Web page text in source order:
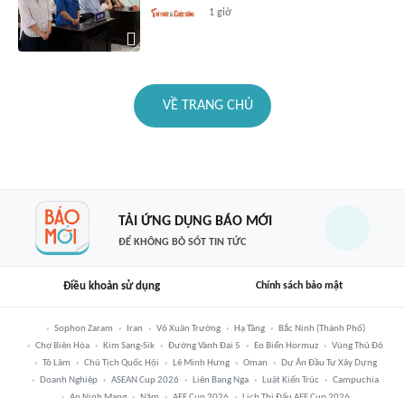
1 giờ
VỀ TRANG CHỦ
TẢI ỨNG DỤNG BÁO MỚI
ĐỂ KHÔNG BỎ SÓT TIN TỨC
Điều khoản sử dụng Chính sách bảo mật
Sophon Zaram Iran Võ Xuân Trường Hạ Tầng
Bắc Ninh (thành Phố)
Chợ Biên Hòa
Kim Sang-Sik Đường Vành Đai 5 Eo Biển Hormuz
Vùng Thủ Đô
Tô Lâm
Chủ Tịch Quốc Hội Lê Minh Hưng Oman
Dự Án Đầu Tư Xây Dựng
Doanh Nghiệp
ASEAN Cup 2026 Liên Bang Nga Luật Kiến Trúc
Campuchia